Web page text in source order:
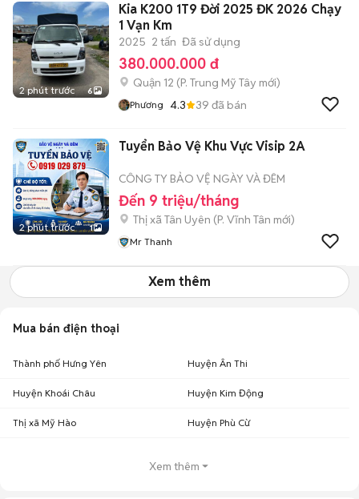
2 phút trước 6
Kia K200 1T9 Đời 2025 ĐK 2026 Chạy
1 Vạn Km
2025 2 tấn Đã sử dụng
380.000.000 đ
Quận 12 (P. Trung Mỹ Tây mới)
Phương 4.3 39 đã bán
2 phút trước 1
Tuyển Bảo Vệ Khu Vực Visip 2A
CÔNG TY BẢO VỆ NGÀY VÀ ĐÊM
Đến 9 triệu/tháng
Thị xã Tân Uyên (P. Vĩnh Tân mới)
Mr Thanh
Xem thêm
Mua bán điện thoại
Thành phố Hưng Yên Huyện Ân Thi
Huyện Khoái Châu Huyện Kim Động
Thị xã Mỹ Hào Huyện Phù Cừ
Xem thêm